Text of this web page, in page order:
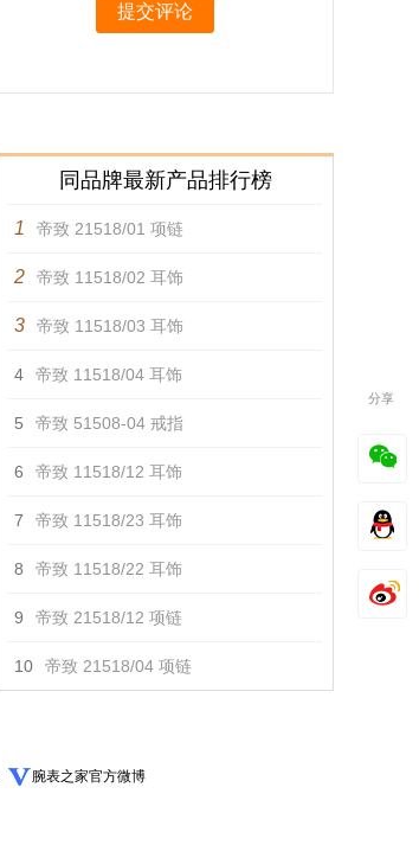
提交评论
同品牌最新产品排行榜
1 帝致 21518/01 项链
2 帝致 11518/02 耳饰
3 帝致 11518/03 耳饰
4 帝致 11518/04 耳饰
5 帝致 51508-04 戒指
6 帝致 11518/12 耳饰
7 帝致 11518/23 耳饰
8 帝致 11518/22 耳饰
9 帝致 21518/12 项链
10 帝致 21518/04 项链
腕表之家官方微博
分享